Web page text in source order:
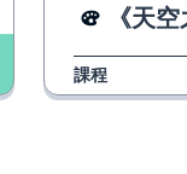
《天
課程